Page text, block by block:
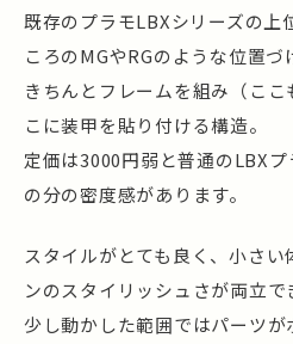
既存のプラモLBXシリーズの上
ころのMGやRGのような位置づ
きちんとフレームを組み（こ
こに装甲を貼り付ける構造。
定価は3000円弱と普通のLBX
の分の密度感があります。
スタイルがとても良く、小さ
ンのスタイリッシュさが両立で
少し動かした範囲ではパーツ